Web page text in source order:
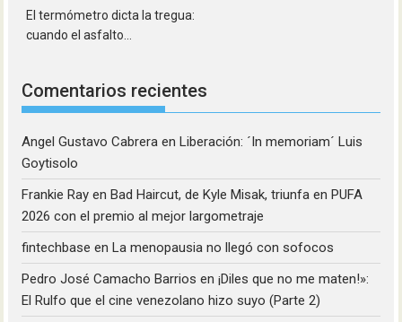
El termómetro dicta la tregua:
cuando el asfalto...
Comentarios recientes
Angel Gustavo Cabrera en Liberación: ´In memoriam´ Luis
Goytisolo
Frankie Ray en Bad Haircut, de Kyle Misak, triunfa en PUFA
2026 con el premio al mejor largometraje
fintechbase en La menopausia no llegó con sofocos
Pedro José Camacho Barrios en¡Diles que no me maten!»:
El Rulfo que el cine venezolano hizo suyo (Parte 2)